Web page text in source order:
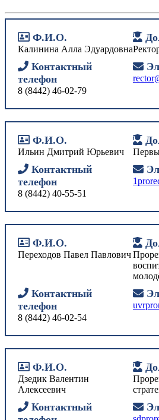
Ф.И.О.
Калинина Алла Эдуардовна
Контактный
телефон
8 (8442) 46-02-79
Ф.И.О.
Ильин Дмитрий Юрьевич
Контактный
телефон
8 (8442) 40-55-51
Ф.И.О.
Переходов Павел Павлович
Контактный
телефон
8 (8442) 46-02-54
Ф.И.О.
Дзедик Валентин
Алексеевич
Контактный